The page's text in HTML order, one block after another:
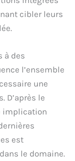
cibler leurs
à des
l’ensemble
une
D’après le
implication
est
le domaine.